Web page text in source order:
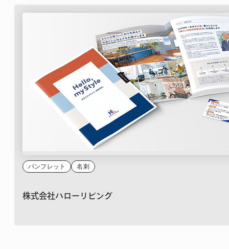
パンフレット 名刺
株式会社ハローリビング